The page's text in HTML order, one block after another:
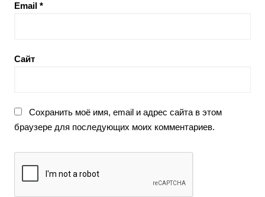
Email *
Сайт
Сохранить моё имя, email и адрес сайта в этом
браузере для последующих моих комментариев.